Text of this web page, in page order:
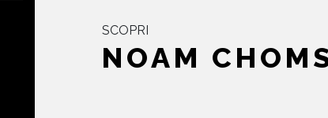
SCOPRI
NOAM